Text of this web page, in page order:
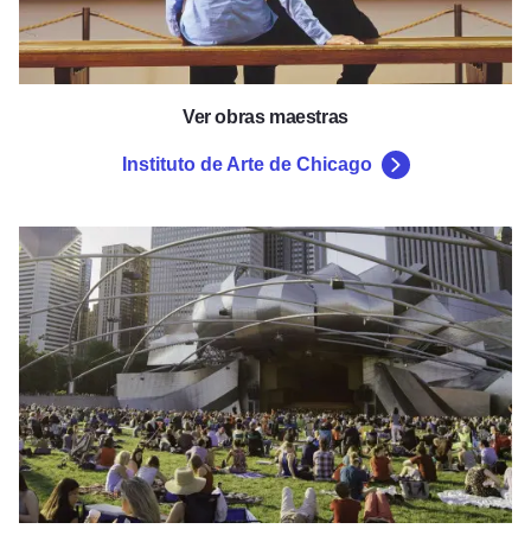
Ver obras maestras
Instituto de Arte de Chicago
Millennium Park